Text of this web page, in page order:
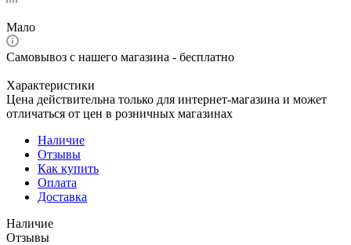
Мало
Самовывоз с нашего магазина - бесплатно
Характеристики
Цена действительна только для интернет-магазина и может
отличаться от цен в розничных магазинах
Наличие
Отзывы
Как купить
Оплата
Доставка
Наличие
Отзывы